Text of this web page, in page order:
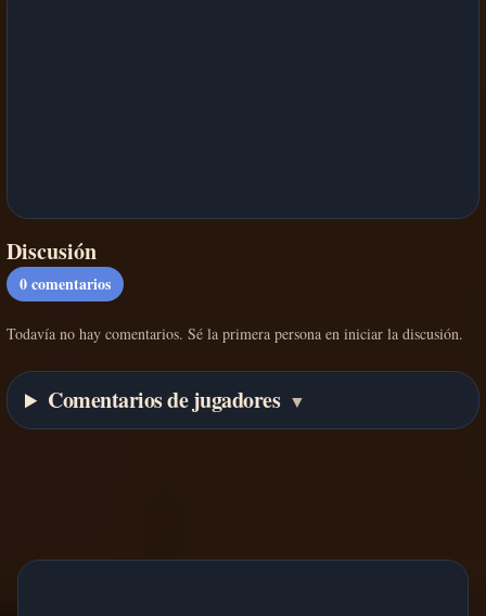
Discusión
0comentarios
Todavía no hay comentarios. Sé la primera persona en iniciar la discusión.
Comentarios de jugadores ▼